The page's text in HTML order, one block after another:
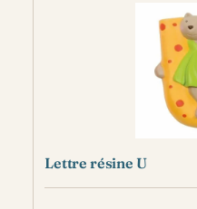
Lettre résine U